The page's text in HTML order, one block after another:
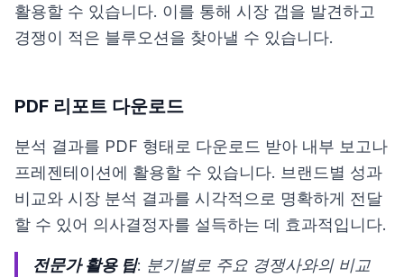
활용할 수 있습니다. 이를 통해 시장 갭을 발견하고
경쟁이 적은 블루오션을 찾아낼 수 있습니다.
PDF 리포트 다운로드
분석 결과를 PDF 형태로 다운로드 받아 내부 보고나
프레젠테이션에 활용할 수 있습니다. 브랜드별 성과
비교와 시장 분석 결과를 시각적으로 명확하게 전달
할 수 있어 의사결정자를 설득하는 데 효과적입니다.
전문가 활용 팁: 분기별로 주요 경쟁사와의 비교